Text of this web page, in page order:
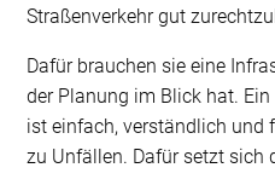
Straßenverkehr gut
Dafür brauchen sie eine
der Planung im Blick hat.
ist einfach, verständlich und
zu Unfällen. Dafür setzt sich